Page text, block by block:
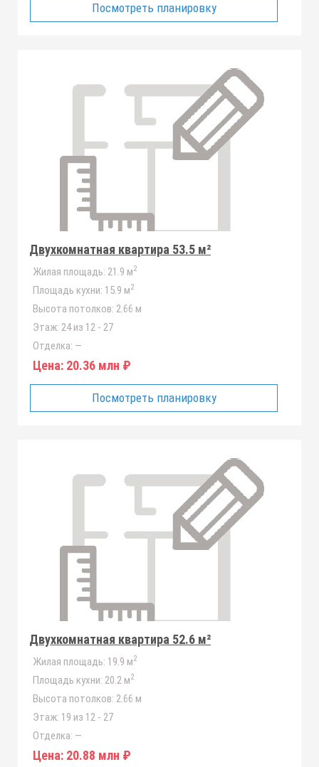
Посмотреть планировку
Двухкомнатная квартира 53.5 м²
Жилая площадь: 21.9 м2
Площадь кухни: 15.9 м2
Высота потолков: 2.66 м
Этаж: 24 из 12 - 27
Отделка: —
Цена: 20.36 млн ₽
Посмотреть планировку
Двухкомнатная квартира 52.6 м²
Жилая площадь: 19.9 м2
Площадь кухни: 20.2 м2
Высота потолков: 2.66 м
Этаж: 19 из 12 - 27
Отделка: —
Цена: 20.88 млн ₽